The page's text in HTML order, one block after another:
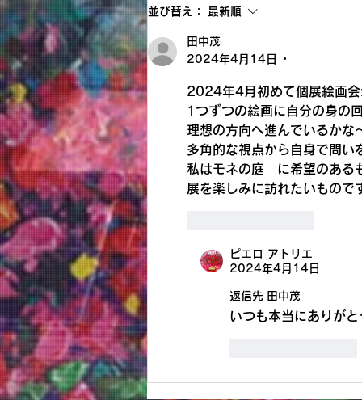
神戸阪急画業40周年記念清水
新也油絵展✨🌈😀㊗️
並び替え： 最新順
田中茂
2024年4月14日
•
2024年4月初めて個展絵画会
1つずつの絵画に自分の身の
理想の方向へ進んでいるか
多角的な視点から自身で問い
私はモネの庭　に希望のあ
展を楽しみに訪れたいもので
ピエロ アトリエ
2024年4月14日
返信先 田中茂
いつも本当にありが